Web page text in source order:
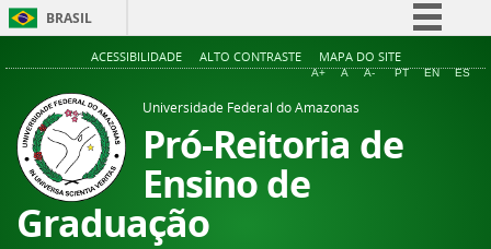
BRASIL
Simplifique!
Acesso à informação
ACESSIBILIDADE ALTO CONTRASTE MAPA DO SITE
A+ A A- PT EN ES
Universidade Federal do Amazonas
Pró-Reitoria de
Ensino de
Graduação